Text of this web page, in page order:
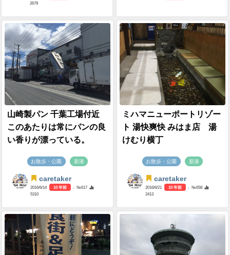
2679
山崎製パン 千葉工場付近
このあたりは常にパンの良
い香りが漂っている。
お散歩・公園 新港
caretaker
2016/6/14 10 年前
- №617
5310
ミハマニューポートリゾー
ト 湯快爽快 みはま店 湯
けむり横丁
お散歩・公園 新港
caretaker
2016/6/21 10 年前
- №658
2413